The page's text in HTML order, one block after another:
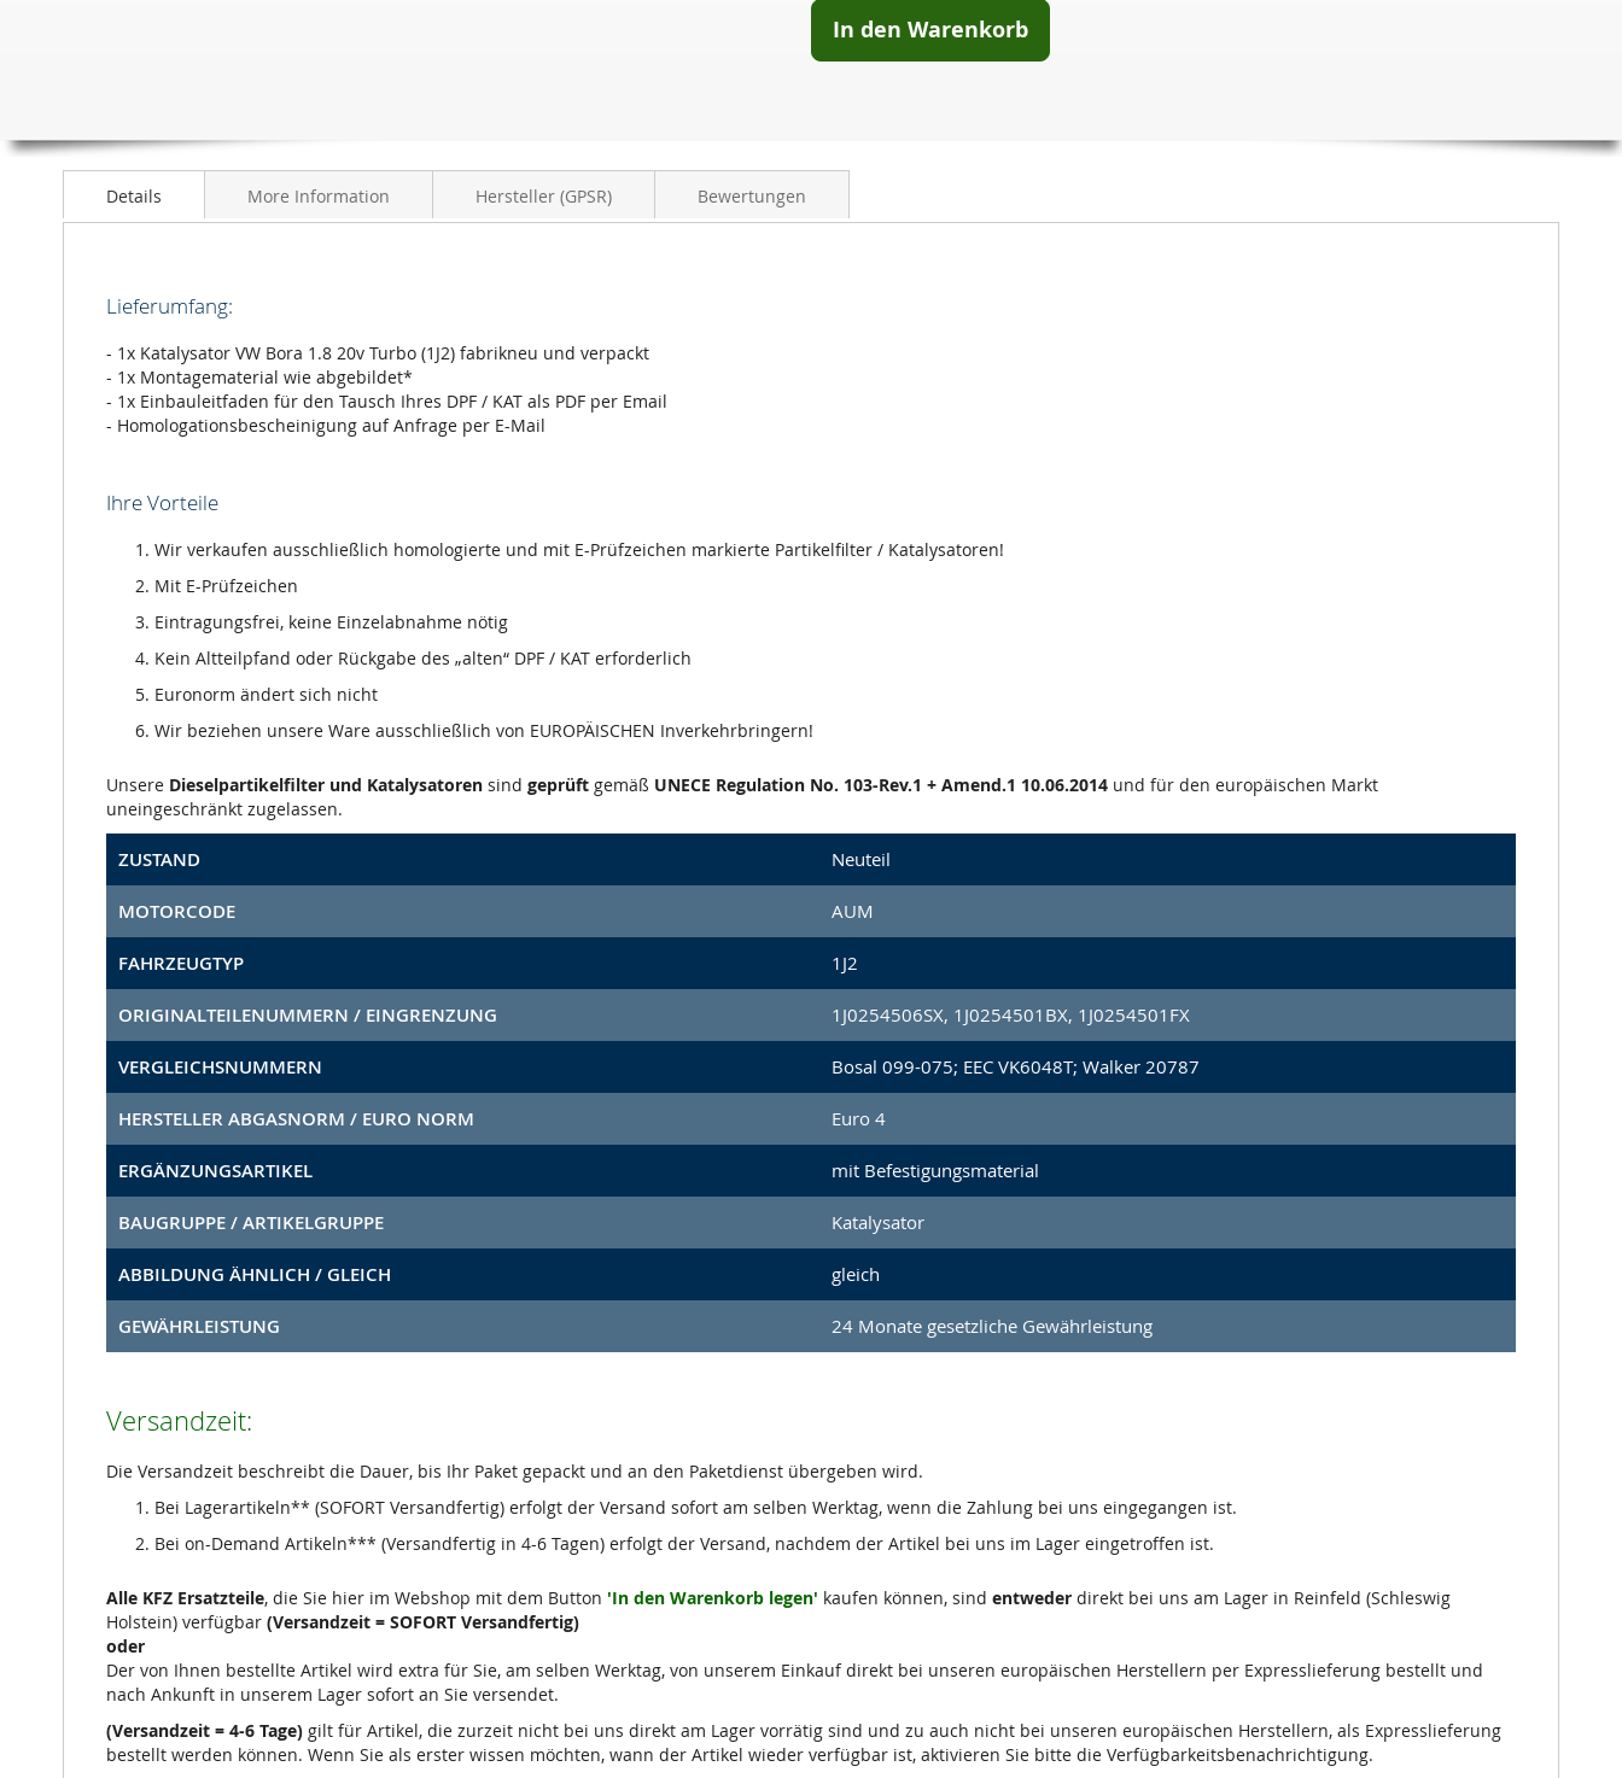
In den Warenkorb
Details More Information Hersteller (GPSR) Bewertungen
Lieferumfang:
- 1x Katalysator VW Bora 1.8 20v Turbo (1J2) fabrikneu und verpackt
- 1x Montagematerial wie abgebildet*
- 1x Einbauleitfaden für den Tausch Ihres DPF / KAT als PDF per Email
- Homologationsbescheinigung auf Anfrage per E-Mail
Ihre Vorteile
Wir verkaufen ausschließlich homologierte und mit E-Prüfzeichen markierte Partikelfilter / Katalysatoren!
Mit E-Prüfzeichen
Eintragungsfrei, keine Einzelabnahme nötig
Kein Altteilpfand oder Rückgabe des „alten“ DPF / KAT erforderlich
Euronorm ändert sich nicht
Wir beziehen unsere Ware ausschließlich von EUROPÄISCHEN Inverkehrbringern!
Unsere Dieselpartikelfilter und Katalysatoren sind geprüft gemäß UNECE Regulation No. 103-Rev.1 + Amend.1 10.06.2014 und für den europäischen Markt
uneingeschränkt zugelassen.
ZUSTAND Neuteil
MOTORCODE AUM
FAHRZEUGTYP 1J2
ORIGINALTEILENUMMERN / EINGRENZUNG 1J0254506SX, 1J0254501BX, 1J0254501FX
VERGLEICHSNUMMERN Bosal 099-075; EEC VK6048T; Walker 20787
HERSTELLER ABGASNORM / EURO NORM Euro 4
ERGÄNZUNGSARTIKEL mit Befestigungsmaterial
BAUGRUPPE / ARTIKELGRUPPE Katalysator
ABBILDUNG ÄHNLICH / GLEICH gleich
GEWÄHRLEISTUNG 24 Monate gesetzliche Gewährleistung
Versandzeit:
Die Versandzeit beschreibt die Dauer, bis Ihr Paket gepackt und an den Paketdienst übergeben wird.
Bei Lagerartikeln** (SOFORT Versandfertig) erfolgt der Versand sofort am selben Werktag, wenn die Zahlung bei uns eingegangen ist.
Bei on-Demand Artikeln*** (Versandfertig in 4-6 Tagen) erfolgt der Versand, nachdem der Artikel bei uns im Lager eingetroffen ist.
Alle KFZ Ersatzteile, die Sie hier im Webshop mit dem Button 'In den Warenkorb legen' kaufen können, sind entweder direkt bei uns am Lager in Reinfeld (Schleswig
Holstein) verfügbar (Versandzeit = SOFORT Versandfertig)
oder
Der von Ihnen bestellte Artikel wird extra für Sie, am selben Werktag, von unserem Einkauf direkt bei unseren europäischen Herstellern per Expresslieferung bestellt und
nach Ankunft in unserem Lager sofort an Sie versendet.
(Versandzeit = 4-6 Tage) gilt für Artikel, die zurzeit nicht bei uns direkt am Lager vorrätig sind und zu auch nicht bei unseren europäischen Herstellern, als Expresslieferung
bestellt werden können. Wenn Sie als erster wissen möchten, wann der Artikel wieder verfügbar ist, aktivieren Sie bitte die Verfügbarkeitsbenachrichtigung.